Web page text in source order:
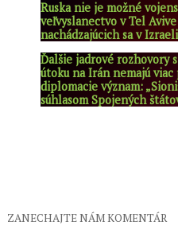
Ruska nie je možné
veľvyslanectvo v Tel
nachádzajúcich sa v
Ďalšie jadrové rozhovory
útoku na Irán nemajú
diplomacie význam:
súhlasom Spojených
ZANECHAJTE NÁM KOMENTÁR